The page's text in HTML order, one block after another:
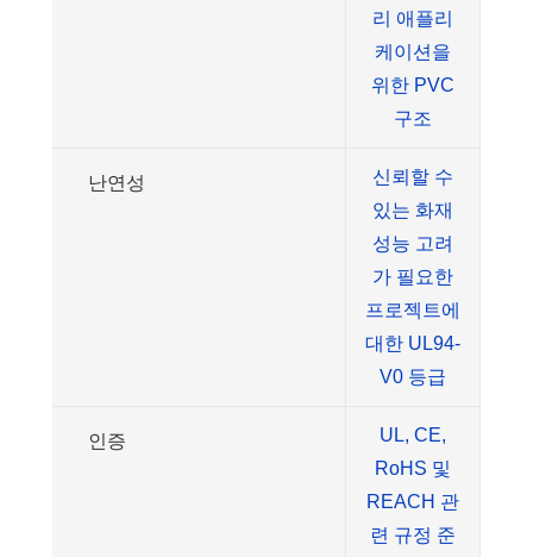
리 애플리
케이션을
위한 PVC
구조
난연성
신뢰할 수
있는 화재
성능 고려
가 필요한
프로젝트에
대한 UL94-
V0 등급
인증
UL, CE,
RoHS 및
REACH 관
련 규정 준